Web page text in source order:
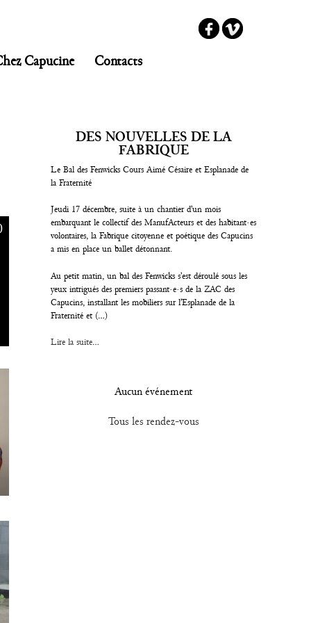
Capucine Contacts
DES NOUVELLES DE LA
FABRIQUE
Le Bal des Fenwicks Cours Aimé Césaire et Esplanade de
la Fraternité
Jeudi 17 décembre, suite à un chantier d’un mois
embarquant le collectif des ManufActeurs et des habitant·es
volontaires, la Fabrique citoyenne et poétique des Capucins
a mis en place un ballet détonnant.
Au petit matin, un bal des Fenwicks s’est déroulé sous les
yeux intrigués des premiers passant·e·s de la ZAC des
Capucins, installant les mobiliers sur l’Esplanade de la
Fraternité et (…)
Lire la suite...
Aucun événement
Tous les rendez-vous